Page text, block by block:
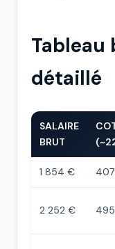
détaillé
SALAIRE
BRUT
1 854 €
2 252 €